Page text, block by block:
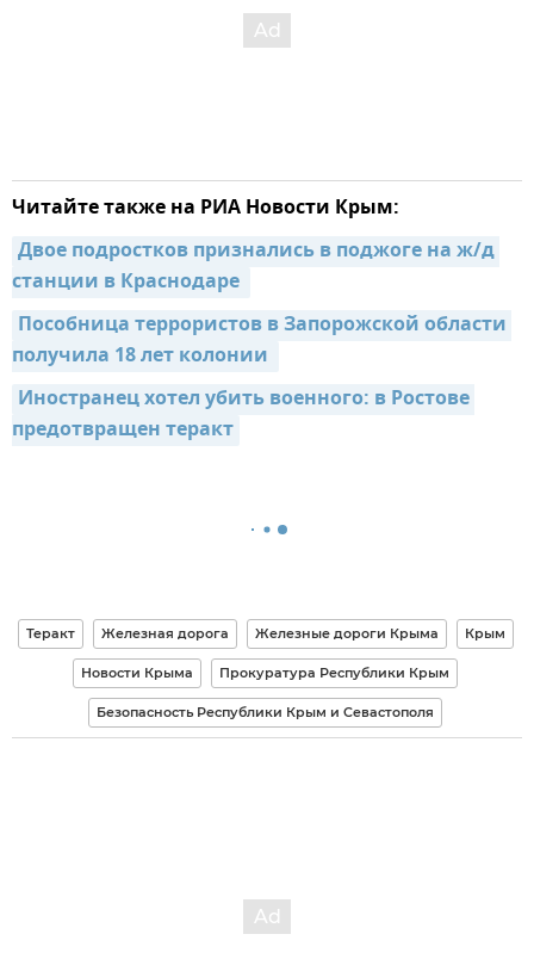
Читайте также на РИА Новости Крым:
Двое подростков признались в поджоге на ж/д
станции в Краснодаре
Пособница террористов в Запорожской области
получила 18 лет колонии
Иностранец хотел убить военного: в Ростове
предотвращен теракт
Теракт Железная дорога Железные дороги Крыма Крым
Новости Крыма Прокуратура Республики Крым
Безопасность Республики Крым и Севастополя